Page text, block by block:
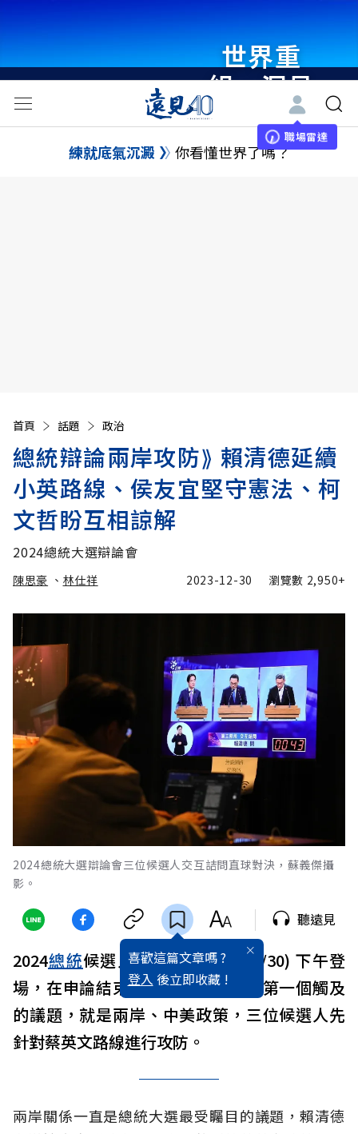
世界重
組・洞見
未來 與
世界領袖
職場雷達
練就底氣沉澱 你看懂世界了嗎？
首頁 話題 政治
總統辯論兩岸攻防⟫ 賴清德延續
小英路線、侯友宜堅守憲法、柯
文哲盼互相諒解
2024總統大選辯論會
陳思豪 、 林仕祥 2023-12-30 瀏覽數 2,950+
2024總統大選辯論會三位候選人交互詰問直球對決，蘇義傑攝
影。
喜歡這篇文章嗎 ?
登入 後立即收藏 !
聽遠見
2024總統候選人辯論會，今天(12/30) 下午登
場，在申論結束後進行媒體提問，第一個觸及
的議題，就是兩岸、中美政策，三位候選人先
針對蔡英文路線進行攻防。
兩岸關係一直是總統大選最受矚目的議題，賴清德